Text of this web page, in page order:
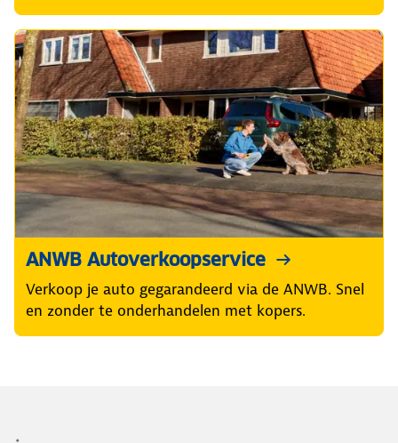
ANWB Autoverkoopservice
Verkoop je auto gegarandeerd via de ANWB. Snel
en zonder te onderhandelen met kopers.